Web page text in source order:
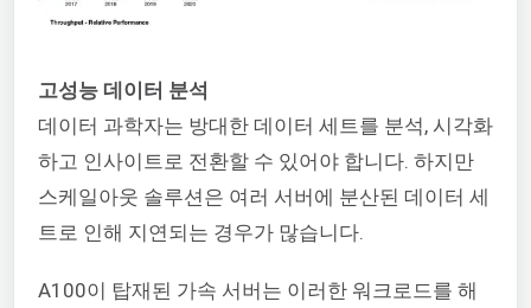
고성능 데이터 분석
데이터 과학자는 방대한 데이터 세트를 분석, 시각화
하고 인사이트로 전환할 수 있어야 합니다. 하지만
스케일아웃 솔루션은 여러 서버에 분산된 데이터 세
트로 인해 지연되는 경우가 많습니다.
A100이 탑재된 가속 서버는 이러한 워크로드를 해